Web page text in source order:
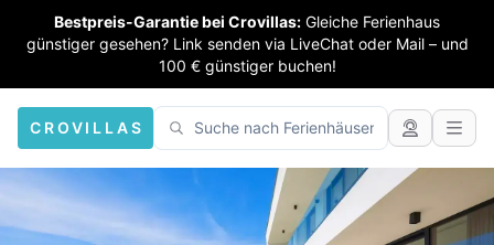
Bestpreis-Garantie bei Crovillas: Gleiche Ferienhaus
günstiger gesehen? Link senden via LiveChat oder Mail – und
100 € günstiger buchen!
CROVILLAS